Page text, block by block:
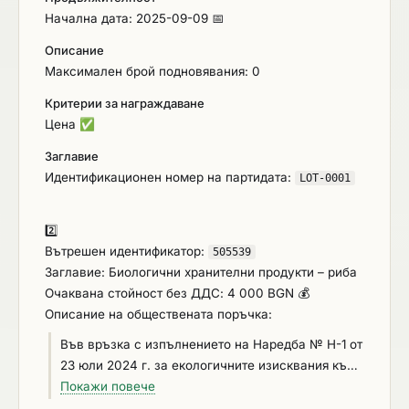
страната. Посочените в настоящата Техническа
прогнозни (ориентировъчни), а не константни за
Възложителят си запазва правото в рамките на
изпълнение на договора да увеличава или
целият асортимент, във връзка с възникналата
Начална дата: 2025-09-09 📅
Описание
Максимален брой подновявания: 0
Критерии за награждаване
Цена ✅
Заглавие
Идентификационен номер на партидата:
LOT-0001
2️⃣
Вътрешен идентификатор:
505539
Заглавие: Биологични хранителни продукти – риба
Очаквана стойност без ДДС: 4 000 BGN 💰
Описание на обществената поръчка:
Във връзка с изпълнението на Наредба № Н-1 от
23 юли 2024 г. за екологичните изисквания към
определени продукти, предмет на обществени
Покажи повече